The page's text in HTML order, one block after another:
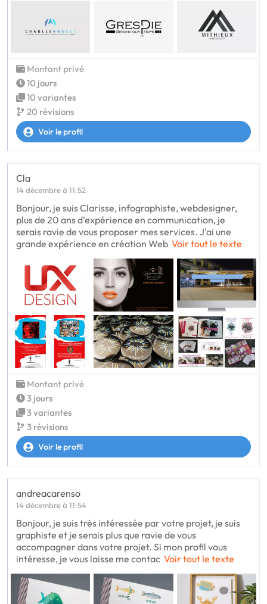
Montant privé
10 jours
10 variantes
20 révisions
Voir le profil
Cla
14 décembre à 11:52
Bonjour, je suis Clarisse, infographiste, webdesigner,
plus de 20 ans d'expérience en communication, je
serais ravie de vous proposer mes services. J'ai une
grande expérience en création Web Voir tout le texte
Montant privé
3 jours
3 variantes
3 révisions
Voir le profil
andreacarenso
14 décembre à 11:54
Bonjour, je suis très intéressée par votre projet, je suis
graphiste et je serais plus que ravie de vous
accompagner dans votre projet. Si mon profil vous
intéresse, je vous laisse me contac Voir tout le texte